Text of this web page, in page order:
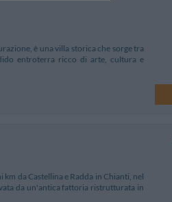
è una villa storica che sorge tra
entroterra ricco di arte, cultura e
da Castellina e Radda in Chianti, nel
da un'antica fattoria ristrutturata in